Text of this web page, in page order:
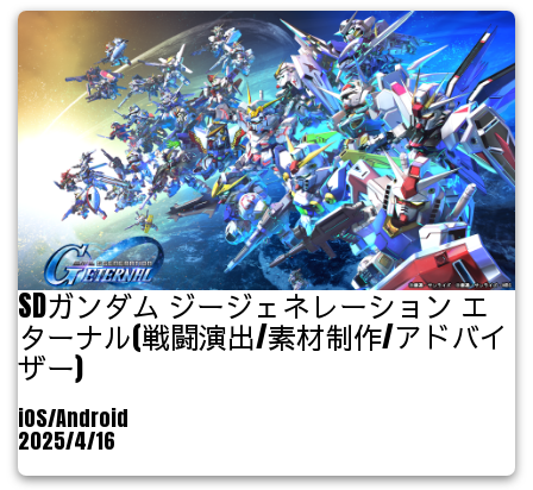
SDガンダム ジージェネレーション エ
ターナル(戦闘演出/素材制作/アドバイ
ザー)
iOS/Android
2025/4/16